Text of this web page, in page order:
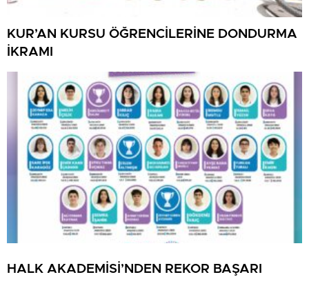
KUR’AN KURSU ÖĞRENCİLERİNE DONDURMA
İKRAMI
HALK AKADEMİSİ’NDEN REKOR BAŞARI